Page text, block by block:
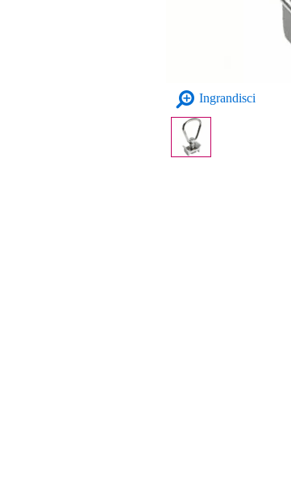
Ingrandisci